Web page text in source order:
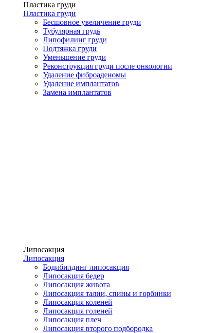
Пластика груди
Пластика груди
Бесшовное увеличение груди
Тубулярная грудь
Липофилинг груди
Подтяжка груди
Уменьшение груди
Реконструкция груди после онкологии
Удаление фиброаденомы
Удаление имплантатов
Замена имплантатов
Липосакция
Липосакция
Бодибилдинг липосакция
Липосакция бедер
Липосакция живота
Липосакция талии, спины и горбинки
Липосакция коленей
Липосакция голеней
Липосакция плеч
Липосакция второго подбородка